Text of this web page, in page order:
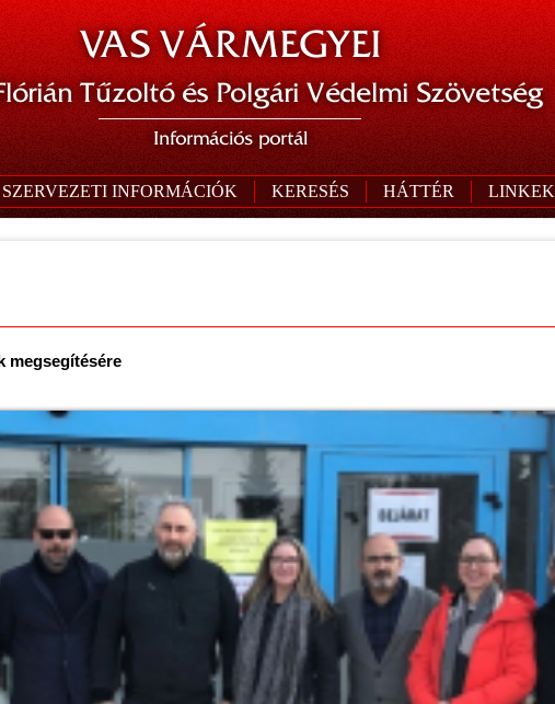
VAS VÁRMEGYEI
Tűzoltó és Polgári Védelmi Szövetség
Információs portál
SZERVEZETI INFORMÁCIÓK KERESÉS HÁTTÉR LINKEK
megsegítésére